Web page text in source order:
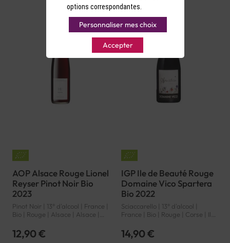
AOP Alsace Rouge Lionel
Reyser Pinot Noir Bio
2023
Pinot Noir | 13° d'alcool | France |
Bio | Rouge | Alsace | Alsace |
12,90 €
IGP Ile de Beauté Rouge
Domaine Vico Spartera
Bio 2022
Sciaccarello | 13° d'alcool |
France | Bio | Rouge | Corse | Ile
14,90 €
options correspondantes.
Personnaliser mes choix
Accepter